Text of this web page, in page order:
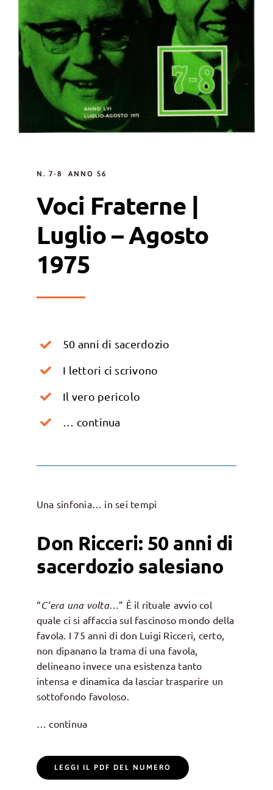
N. 7-8 ANNO 56
Voci Fraterne |
Luglio – Agosto
1975
50 anni di sacerdozio
I lettori ci scrivono
Il vero pericolo
… continua
Una sinfonia… in sei tempi
Don Ricceri: 50 anni di
sacerdozio salesiano
“C’era una volta…” È il rituale avvio col
quale ci si affaccia sul fascinoso mondo della
favola. I 75 anni di don Luigi Ricceri, certo,
non dipanano la trama di una favola,
delineano invece una esistenza tanto
intensa e dinamica da lasciar trasparire un
sottofondo favoloso.
… continua
LEGGI IL PDF DEL NUMERO